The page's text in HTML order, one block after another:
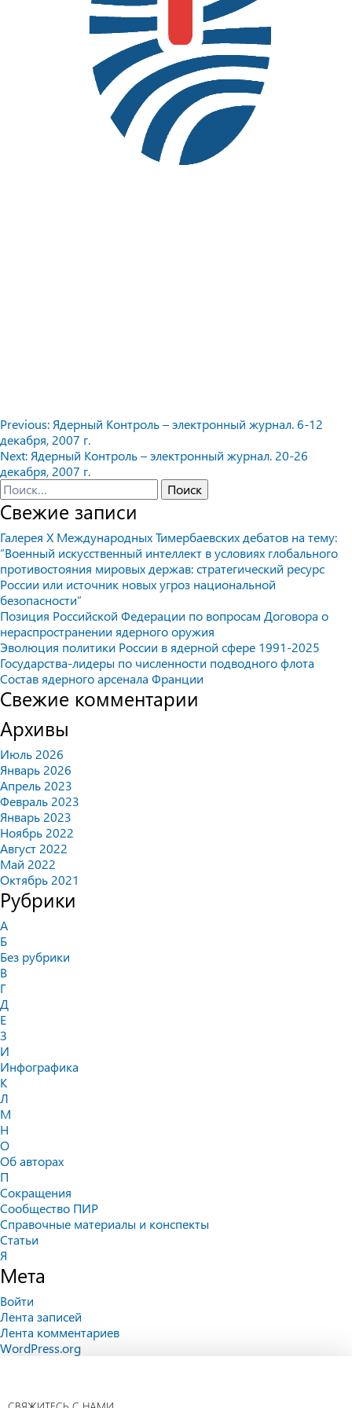
Навигация
по
записям
Previous: Ядерный Контроль – электронный журнал. 6-12
декабря, 2007 г.
Next: Ядерный Контроль – электронный журнал. 20-26
декабря, 2007 г.
Найти:
Свежие записи
Галерея X Международных Тимербаевских дебатов на тему:
“Военный искусственный интеллект в условиях глобального
противостояния мировых держав: стратегический ресурс
России или источник новых угроз национальной
безопасности”
Позиция Российской Федерации по вопросам Договора о
нераспространении ядерного оружия
Эволюция политики России в ядерной сфере 1991-2025
Государства-лидеры по численности подводного флота
Состав ядерного арсенала Франции
Свежие комментарии
Архивы
Июль 2026
Январь 2026
Апрель 2023
Февраль 2023
Январь 2023
Ноябрь 2022
Август 2022
Май 2022
Октябрь 2021
Рубрики
А
Б
Без рубрики
В
Г
Д
Е
З
И
Инфографика
К
Л
М
Н
О
Об авторах
П
Сокращения
Сообщество ПИР
Справочные материалы и конспекты
Статьи
Я
Мета
Войти
Лента записей
Лента комментариев
WordPress.org